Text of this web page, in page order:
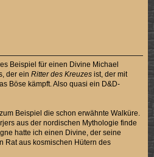
Beispiel für einen Divine Michael
der einRitter des Kreuzes ist, der mit
Böse kämpft. Also quasi ein D&D-
Beispiel die schon erwähnte Walküre.
aus der nordischen Mythologie finde
hatte ich einen Divine, der seine
Rat aus kosmischen Hütern des